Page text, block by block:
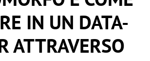
IN UN DATA-
ATTRAVERSO